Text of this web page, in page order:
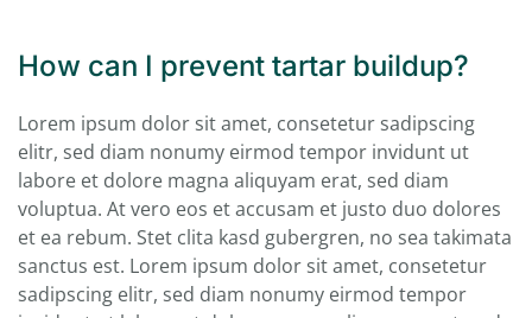
How can I prevent tartar buildup?
Lorem ipsum dolor sit amet, consetetur sadipscing
elitr, sed diam nonumy eirmod tempor invidunt ut
labore et dolore magna aliquyam erat, sed diam
voluptua. At vero eos et accusam et justo duo dolores
et ea rebum. Stet clita kasd gubergren, no sea takimata
sanctus est. Lorem ipsum dolor sit amet, consetetur
sadipscing elitr, sed diam nonumy eirmod tempor